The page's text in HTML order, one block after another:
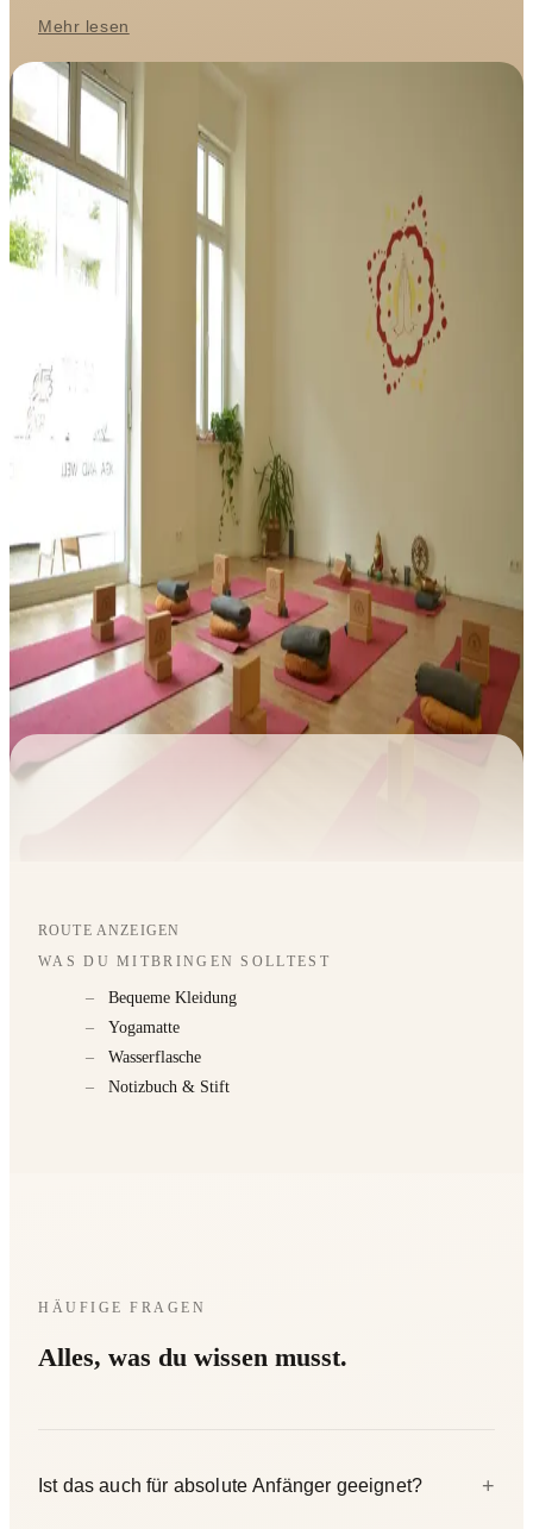
Mehr lesen
ROUTE ANZEIGEN
WAS DU MITBRINGEN SOLLTEST
–
Bequeme Kleidung
–
Yogamatte
–
Wasserflasche
–
Notizbuch & Stift
HÄUFIGE FRAGEN
Alles, was du wissen musst.
Ist das auch für absolute Anfänger geeignet? +